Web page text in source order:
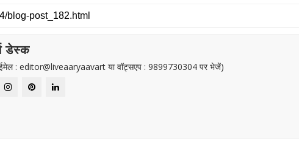
डेस्क
ईमेल : editor@liveaaryaavart या वॉट्सएप : 9899730304 पर भेजें)